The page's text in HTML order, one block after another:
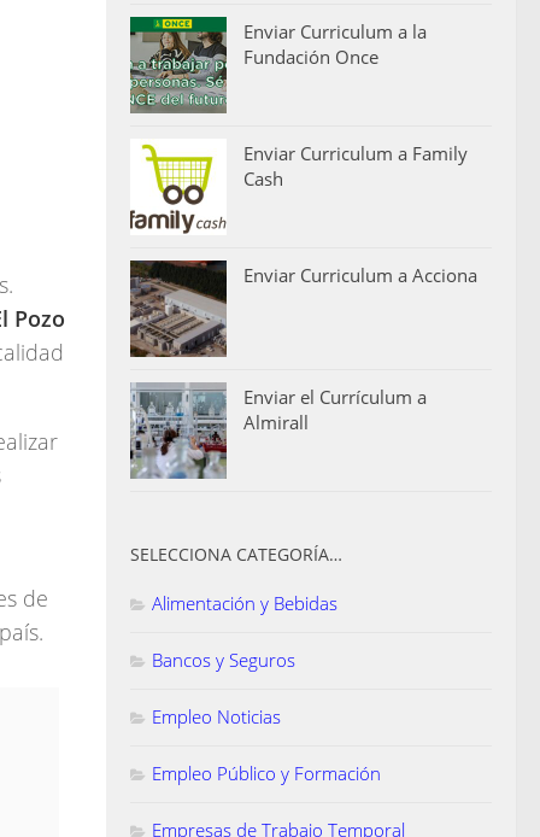
Pozo
de
Enviar Curriculum a la
Fundación Once
Enviar Curriculum a Family
Cash
Enviar Curriculum a Acciona
Enviar el Currículum a
Almirall
SELECCIONA CATEGORÍA…
Alimentación y Bebidas
Bancos y Seguros
Empleo Noticias
Empleo Público y Formación
Empresas de Trabajo Temporal